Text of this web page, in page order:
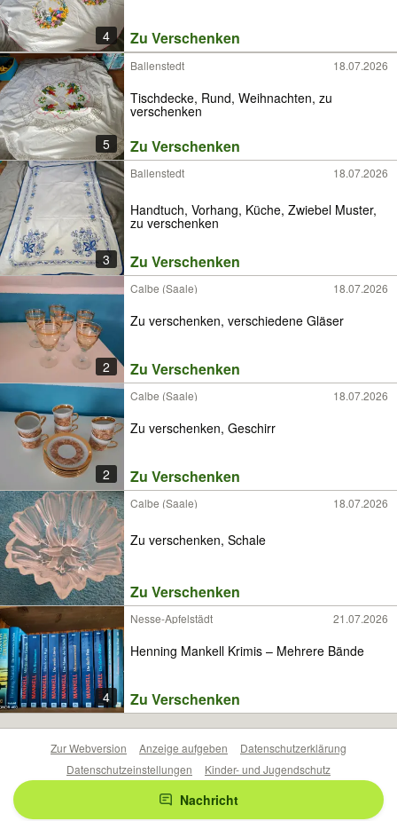
4 Zu Verschenken
5
Ballenstedt 18.07.2026
Tischdecke, Rund, Weihnachten, zu
verschenken
Zu Verschenken
3
Ballenstedt 18.07.2026
Handtuch, Vorhang, Küche, Zwiebel Muster,
zu verschenken
Zu Verschenken
2
Calbe (Saale) 18.07.2026
Zu verschenken, verschiedene Gläser
Zu Verschenken
2
Calbe (Saale) 18.07.2026
Zu verschenken, Geschirr
Zu Verschenken
Calbe (Saale) 18.07.2026
Zu verschenken, Schale
Zu Verschenken
4
Nesse-Apfelstädt 21.07.2026
Henning Mankell Krimis – Mehrere Bände
Zu Verschenken
Nachricht
Zur Webversion Anzeige aufgeben
Datenschutzerklärung
Datenschutzeinstellungen
Kinder- und Jugendschutz
Barrierefreiheitserklärung